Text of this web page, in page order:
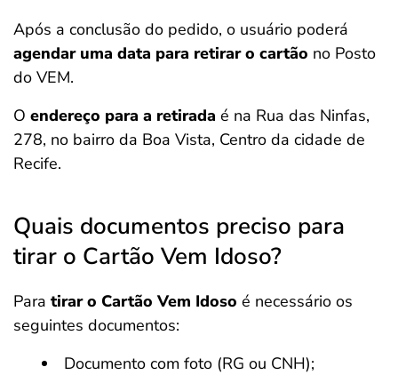
Após a conclusão do pedido, o usuário poderá
agendar uma data para retirar o cartão no Posto
do VEM.
O endereço para a retirada é na Rua das Ninfas,
278, no bairro da Boa Vista, Centro da cidade de
Recife.
Quais documentos preciso para
tirar o Cartão Vem Idoso?
Para tirar o Cartão Vem Idoso é necessário os
seguintes documentos:
Documento com foto (RG ou CNH);